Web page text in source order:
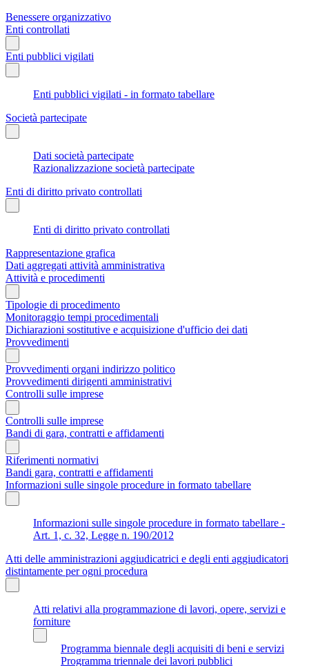
Benessere organizzativo
Enti controllati
Enti pubblici vigilati
Enti pubblici vigilati - in formato tabellare
Società partecipate
Dati società partecipate
Razionalizzazione società partecipate
Enti di diritto privato controllati
Enti di diritto privato controllati
Rappresentazione grafica
Dati aggregati attività amministrativa
Attività e procedimenti
Tipologie di procedimento
Monitoraggio tempi procedimentali
Dichiarazioni sostitutive e acquisizione d'ufficio dei dati
Provvedimenti
Provvedimenti organi indirizzo politico
Provvedimenti dirigenti amministrativi
Controlli sulle imprese
Controlli sulle imprese
Bandi di gara, contratti e affidamenti
Riferimenti normativi
Bandi gara, contratti e affidamenti
Informazioni sulle singole procedure in formato tabellare
Informazioni sulle singole procedure in formato tabellare -
Art. 1, c. 32, Legge n. 190/2012
Atti delle amministrazioni aggiudicatrici e degli enti aggiudicatori
distintamente per ogni procedura
Atti relativi alla programmazione di lavori, opere, servizi e
forniture
Programma biennale degli acquisiti di beni e servizi
Programma triennale dei lavori pubblici